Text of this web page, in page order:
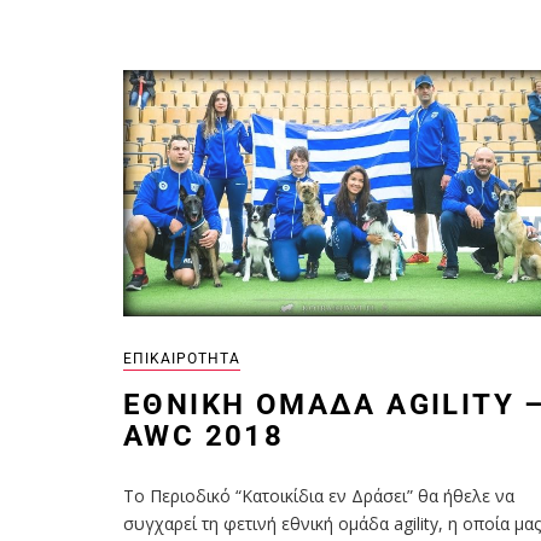
ΕΠΙΚΑΙΡΌΤΗΤΑ
ΕΘΝΙΚΉ ΟΜΆΔΑ AGILITY
AWC 2018
Το Περιοδικό “Kατοικίδια εν Δράσει” θα ήθελε να
συγχαρεί τη φετινή εθνική ομάδα agility, η οποία μας